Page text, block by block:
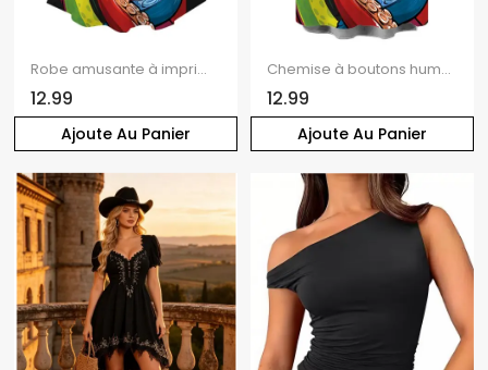
Ajoute Au Panier
Robe amusante à imprimé pieuvre et bretelles spaghetti
12.99
Ajoute Au Panier
Chemise à boutons humoristique pour homme avec imprimé pieuvre et verre
12.99